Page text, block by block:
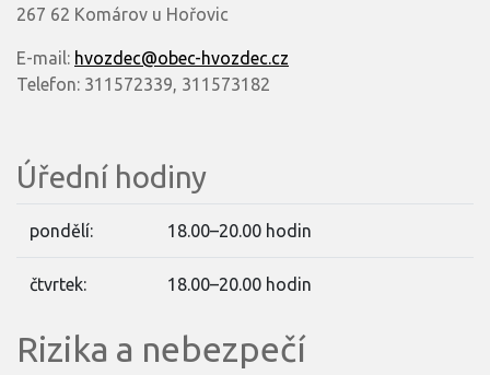
267 62 Komárov u Hořovic
E-mail: hvozdec@obec-hvozdec.cz
Telefon: 311572339, 311573182
Úřední hodiny
pondělí: 18.00–20.00 hodin
čtvrtek: 18.00–20.00 hodin
Rizika a nebezpečí